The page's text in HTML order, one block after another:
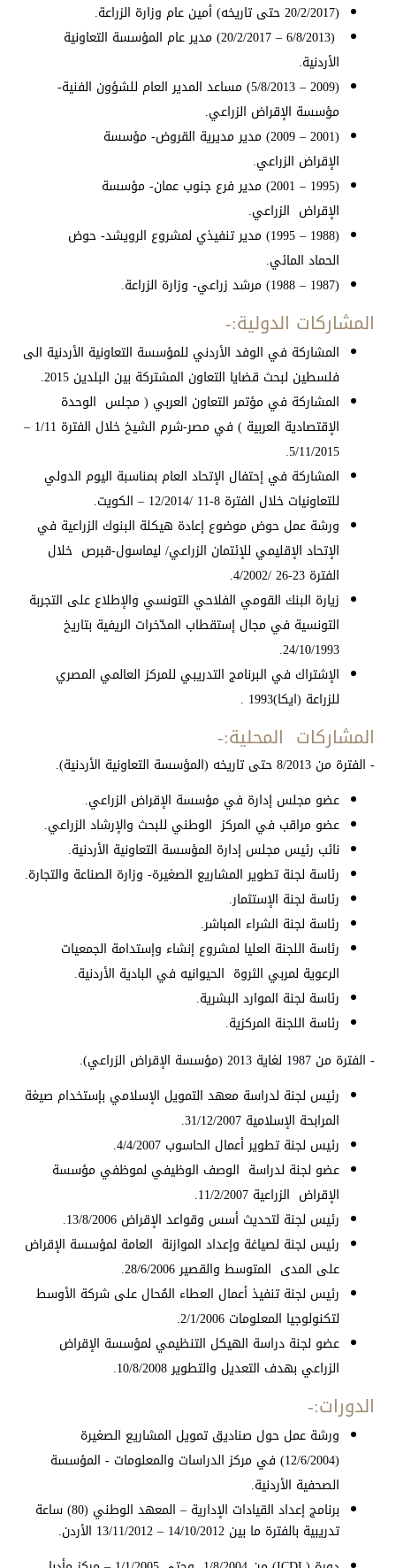
(20/2/2017 حتى تاريخه) أمين عام وزارة الزراعة.
(6/8/2013 – 20/2/2017) مدير عام المؤسسة التعاونية
الأردنية.
(2009 – 5/8/2013) مساعد المدير العام للشؤون الفنية-
مؤسسة الإقراض الزراعي.
(2001 – 2009) مدير مديرية القروض- مؤسسة
الإقراض الزراعي.
(1995 – 2001) مدير فرع جنوب عمان- مؤسسة
الإقراض الزراعي.
(1988 – 1995) مدير تنفيذي لمشروع الرويشد- حوض
الحماد المائي.
(1987 – 1988) مرشد زراعي- وزارة الزراعة.
المشاركات الدولية:-
المشاركة في الوفد الأردني للمؤسسة التعاونية الأردنية الى
فلسطين لبحث قضايا التعاون المشتركة بين البلدين 2015.
المشاركة في مؤتمر التعاون العربي ( مجلس الوحدة
الإقتصادية العربية ) في مصر-شرم الشيخ خلال الفترة 1/11 –
5/11/2015.
المشاركة في إحتفال الإتحاد العام بمناسبة اليوم الدولي
للتعاونيات خلال الفترة 8-11 /12/2014 – الكويت.
ورشة عمل حوض موضوع إعادة هيكلة البنوك الزراعية في
الإتحاد الإقليمي للإئتمان الزراعي/ ليماسول-قبرص خلال
الفترة 23-26 /4/2002.
زيارة البنك القومي الفلاحي التونسي والإطلاع على التجربة
التونسية في مجال إستقطاب المدّخرات الريفية بتاريخ
24/10/1993.
الإشتراك في البرنامج التدريبي للمركز العالمي المصري
للزراعة (ايكا)1993 .
المشاركات المحلية:-
- الفترة من 8/2013 حتى تاريخه (المؤسسة التعاونية الأردنية).
عضو مجلس إدارة في مؤسسة الإقراض الزراعي.
عضو مراقب في المركز الوطني للبحث والإرشاد الزراعي.
نائب رئيس مجلس إدارة المؤسسة التعاونية الأردنية.
رئاسة لجنة تطوير المشاريع الصغيرة- وزارة الصناعة والتجارة.
رئاسة لجنة الإستثمار.
رئاسة لجنة الشراء المباشر.
رئاسة اللجنة العليا لمشروع إنشاء وإستدامة الجمعيات
الرعوية لمربي الثروة الحيوانيه في البادية الأردنية.
رئاسة لجنة الموارد البشرية.
رئاسة اللجنة المركزية.
- الفترة من 1987 لغاية 2013 (مؤسسة الإقراض الزراعي).
رئيس لجنة لدراسة معهد التمويل الإسلامي بإستخدام صيغة
المرابحة الإسلامية 31/12/2007.
رئيس لجنة تطوير أعمال الحاسوب 4/4/2007.
عضو لجنة لدراسة الوصف الوظيفي لموظفي مؤسسة
الإقراض الزراعية 11/2/2007.
رئيس لجنة لتحديث أسس وقواعد الإقراض 13/8/2006.
رئيس لجنة لصياغة وإعداد الموازنة العامة لمؤسسة الإقراض
على المدى المتوسط والقصير 28/6/2006.
رئيس لجنة تنفيذ أعمال العطاء المُحال على شركة الأوسط
لتكنولوجيا المعلومات 2/1/2006.
عضو لجنة دراسة الهيكل التنظيمي لمؤسسة الإقراض
الزراعي بهدف التعديل والتطوير 10/8/2008.
الدورات:-
ورشة عمل حول صناديق تمويل المشاريع الصغيرة
(12/6/2004) في مركز الدراسات والمعلومات - المؤسسة
الصحفية الأردنية.
برنامج إعداد القيادات الإدارية – المعهد الوطني (80) ساعة
تدريبية بالفترة ما بين 14/10/2012 – 13/11/2012 الأردن.